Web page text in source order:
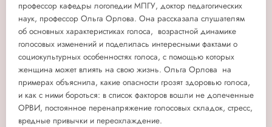
профессор кафедры логопедии МПГУ, доктор педагогических
наук, профессор Ольга Орлова. Она рассказала слушателям
об основных характеристиках голоса, возрастной динамике
голосовых изменений и поделилась интересными фактами о
социокультурных особенностях голоса, с помощью которых
женщина может влиять на свою жизнь. Ольга Орлова на
примерах объяснила, какие опасности грозят здоровью голоса,
и как с ними бороться: в список факторов вошли не долеченные
ОРВИ, постоянное перенапряжение голосовых складок, стресс,
вредные привычки и переохлаждение.